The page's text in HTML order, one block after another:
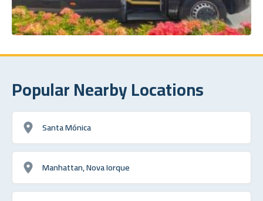
Popular Nearby Locations
Santa Mónica
Manhattan, Nova Iorque